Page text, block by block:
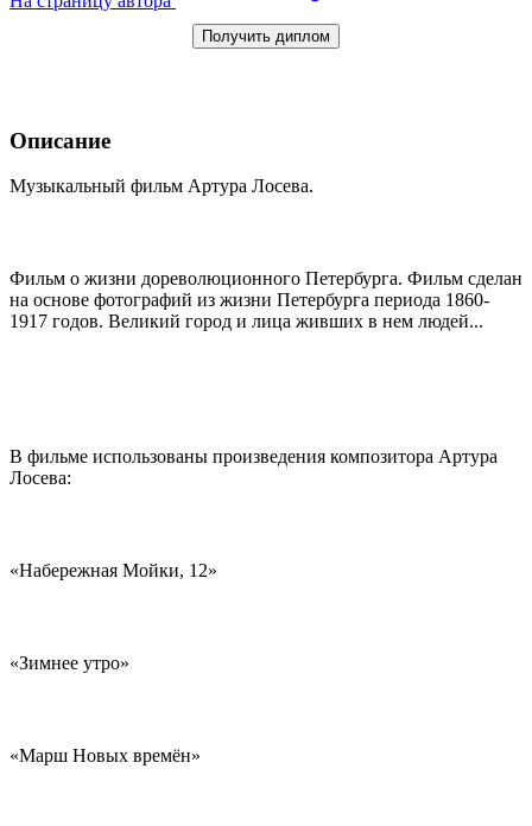
Получить диплом
Описание
Музыкальный фильм Артура Лосева.
Фильм о жизни дореволюционного Петербурга. Фильм сделан
на основе фотографий из жизни Петербурга периода 1860-
1917 годов. Великий город и лица живших в нем людей...
В фильме использованы произведения композитора Артура
Лосева:
«Набережная Мойки, 12»
«Зимнее утро»
«Марш Новых времён»